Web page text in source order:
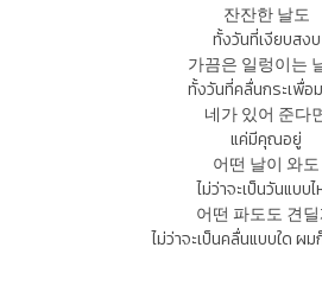
잔잔한 날도
ทั้งวันที่เงียบสงบ
가끔은 일렁이는
ทั้งวันที่คลื่นกระเพื่อ
네가 있어 준다
แค่มีคุณอยู่
어떤 날이 와도
ไม่ว่าจะเป็นวันแบบ
어떤 파도도 견
ไม่ว่าจะเป็นคลื่นแบบใด ผ